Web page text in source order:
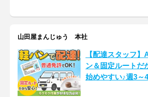
山田屋まんじゅう 本社
【配達スタッフ
ン＆固定ルートだ
始めやすい♪週3